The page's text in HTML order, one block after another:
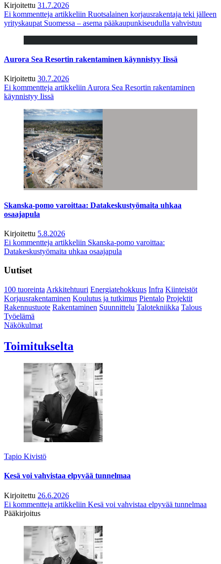
Kirjoitettu 31.7.2026
Ei kommentteja artikkeliin Ruotsalainen korjausrakentaja teki jälleen
yrityskaupat Suomessa – asema pääkaupunkiseudulla vahvistuu
Aurora Sea Resortin rakentaminen käynnistyy Iissä
Kirjoitettu 30.7.2026
Ei kommentteja artikkeliin Aurora Sea Resortin rakentaminen
käynnistyy Iissä
Skanska-pomo varoittaa: Datakeskustyömaita uhkaa
osaajapula
Kirjoitettu 5.8.2026
Ei kommentteja artikkeliin Skanska-pomo varoittaa:
Datakeskustyömaita uhkaa osaajapula
Uutiset
100 tuoreinta Arkkitehtuuri Energiatehokkuus Infra Kiinteistöt
Korjausrakentaminen Koulutus ja tutkimus Pientalo Projektit
Rakennustuote Rakentaminen Suunnittelu Talotekniikka Talous
Työelämä
Näkökulmat
Toimitukselta
Tapio Kivistö
Kesä voi vahvistaa elpyvää tunnelmaa
Kirjoitettu 26.6.2026
Ei kommentteja artikkeliin Kesä voi vahvistaa elpyvää tunnelmaa
Pääkirjoitus